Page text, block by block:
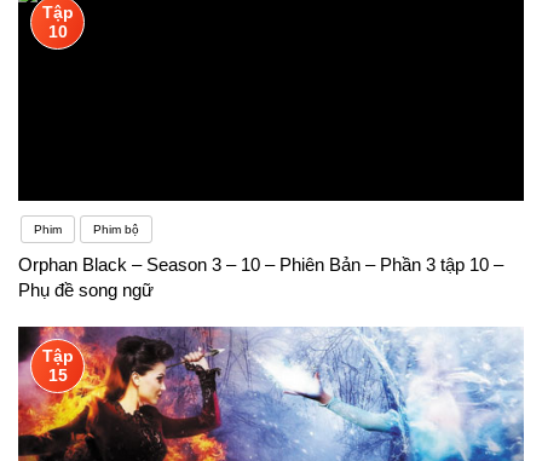
Tập
10
Phim Phim bộ
Orphan Black – Season 3 – 10 – Phiên Bản – Phần 3 tập 10 –
Phụ đề song ngữ
Tập
15